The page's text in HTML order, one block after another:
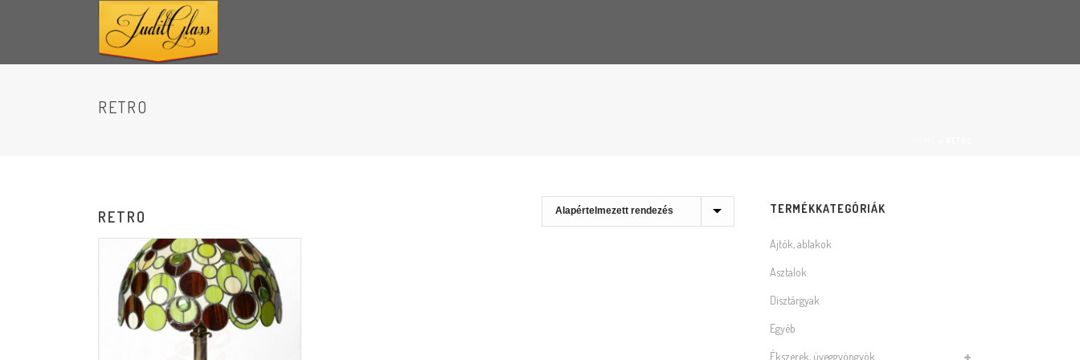
RETRO
RETRO TERMÉKKATEGÓRIÁK
Ajtók, ablakok
Asztalok
Dísztárgyak
Egyéb
Ékszerek, üveggyöngyök